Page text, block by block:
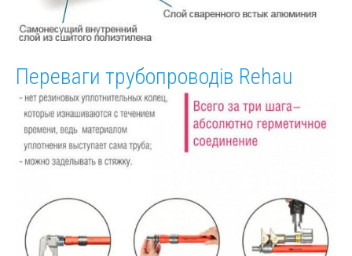
Переваги трубопроводів Rehau